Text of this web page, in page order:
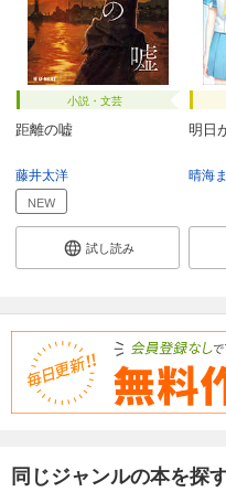
小説・文芸
距離の嘘
藤井太洋
NEW
試し読み
明日
晴海
同じジャンルの本を探